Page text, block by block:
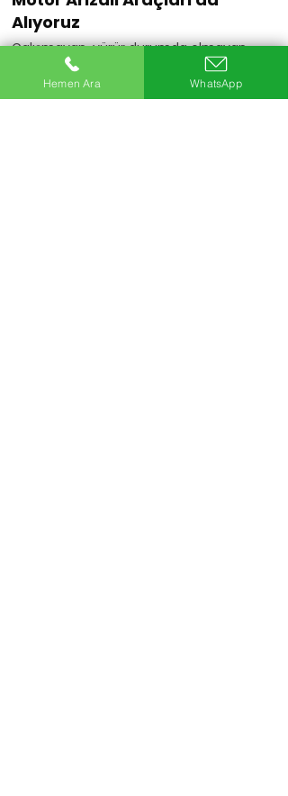
Alıyoruz
Çalışmayan, yürür durumda olmayan
veya motoru arızalı araçlarınızı da
değerlendiriyoruz.
Hemen Ara WhatsApp